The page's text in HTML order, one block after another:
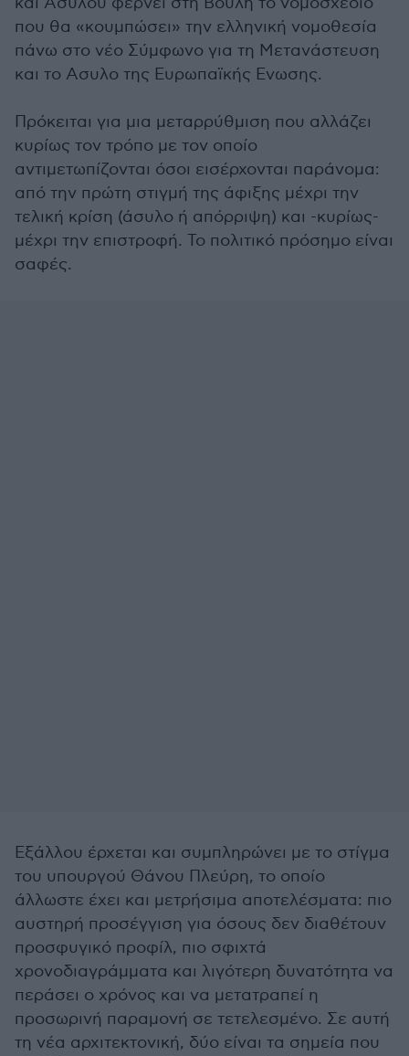
που θα «κουμπώσει» την ελληνική νομοθεσία
πάνω στο νέο Σύμφωνο για τη Μετανάστευση
και το Ασυλο της Ευρωπαϊκής Ενωσης.
Πρόκειται για μια μεταρρύθμιση που αλλάζει
κυρίως τον τρόπο με τον οποίο
αντιμετωπίζονται όσοι εισέρχονται παράνομα:
από την πρώτη στιγμή της άφιξης μέχρι την
τελική κρίση (άσυλο ή απόρριψη) και -κυρίως-
μέχρι την επιστροφή. Το πολιτικό πρόσημο είναι
σαφές.
Εξάλλου έρχεται και συμπληρώνει με το στίγμα
του υπουργού Θάνου Πλεύρη, το οποίο
άλλωστε έχει και μετρήσιμα αποτελέσματα: πιο
αυστηρή προσέγγιση για όσους δεν διαθέτουν
προσφυγικό προφίλ, πιο σφιχτά
χρονοδιαγράμματα και λιγότερη δυνατότητα να
περάσει ο χρόνος και να μετατραπεί η
προσωρινή παραμονή σε τετελεσμένο. Σε αυτή
τη νέα αρχιτεκτονική, δύο είναι τα σημεία που